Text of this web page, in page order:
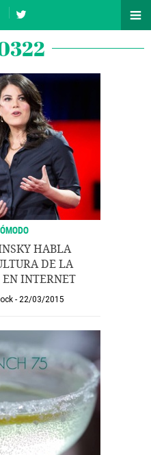
HABLA
DE LA
INTERNET
22/03/2015